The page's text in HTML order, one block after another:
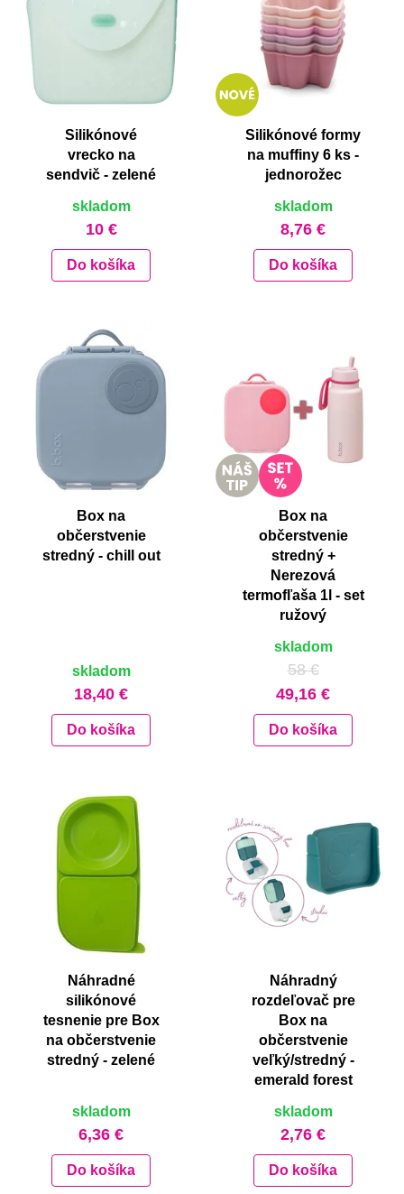
Silikónové
vrecko na
sendvič - zelené
skladom
10 €
Do košíka
Silikónové formy
na muffiny 6 ks -
jednorožec
skladom
8,76 €
Do košíka
Box na
občerstvenie
stredný - chill out
skladom
18,40 €
Do košíka
Box na
občerstvenie
stredný +
Nerezová
termofľaša 1l - set
ružový
skladom
58 €
49,16 €
Do košíka
Náhradné
silikónové
tesnenie pre Box
na občerstvenie
stredný - zelené
skladom
6,36 €
Do košíka
Náhradný
rozdeľovač pre
Box na
občerstvenie
veľký/stredný -
emerald forest
skladom
2,76 €
Do košíka